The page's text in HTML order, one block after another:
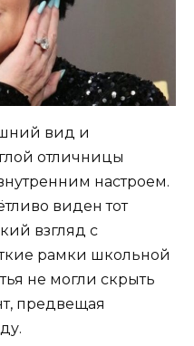
вид и
отличницы
настроем.
виден тот
взгляд с
рамки школьной
не могли скрыть
предвещая